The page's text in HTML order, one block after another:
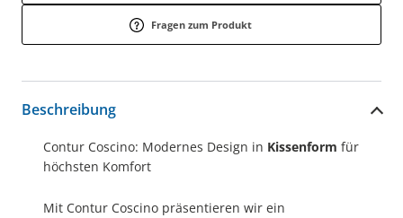
Fragen zum Produkt
Beschreibung
Contur Coscino: Modernes Design in Kissenform für
höchsten Komfort
Mit Contur Coscino präsentieren wir ein